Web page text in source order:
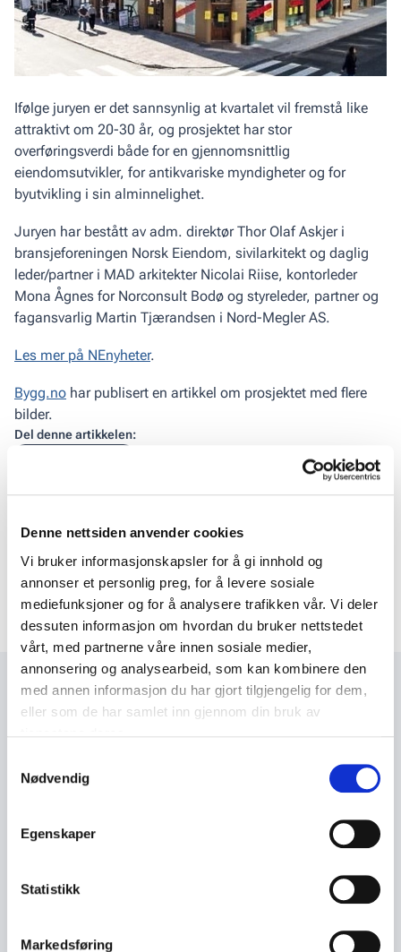
Denne nettsiden anvender cookies
Vi bruker informasjonskapsler for å gi innhold og
annonser et personlig preg, for å levere sosiale
mediefunksjoner og for å analysere trafikken vår. Vi deler
dessuten informasjon om hvordan du bruker nettstedet
vårt, med partnerne våre innen sosiale medier,
annonsering og analysearbeid, som kan kombinere den
med annen informasjon du har gjort tilgjengelig for dem,
eller som de har samlet inn gjennom din bruk av
Nødvendig
Egenskaper
Statistikk
Markedsføring
Ifølge juryen er det sannsynlig at kvartalet vil fremstå like
attraktivt om 20-30 år, og prosjektet har stor
overføringsverdi både for en gjennomsnittlig
eiendomsutvikler, for antikvariske myndigheter og for
byutvikling i sin alminnelighet.
Juryen har bestått av adm. direktør Thor Olaf Askjer i
bransjeforeningen Norsk Eiendom, sivilarkitekt og daglig
leder/partner i MAD arkitekter Nicolai Riise, kontorleder
Mona Ågnes for Norconsult Bodø og styreleder, partner og
fagansvarlig Martin Tjærandsen i Nord-Megler AS.
Les mer på NEnyheter.
Bygg.no har publisert en artikkel om prosjektet med flere
bilder.
Del denne artikkelen:
Publisert
Emner
Citykonferansen
Relevant innhold
Fullt hus på Citykonferansen
hus
24.april 2026
SUNDT i Bergen vinner Cityprisen 2026
SUNDT